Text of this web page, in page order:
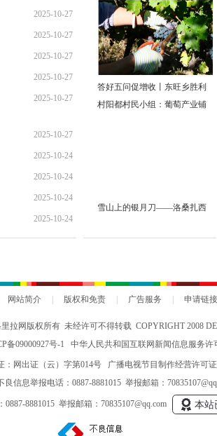
2025-10-27
2025-10-27
2025-10-27
2025-10-27
2025-10-27
2025-10-27
2025-10-24
2025-10-24
2025-10-24
2025-10-24
答好五问促增收丨东旺乡胜利
村阳都村民小组：葡萄产业铺
雪山上的银月刀——洛桑扎西